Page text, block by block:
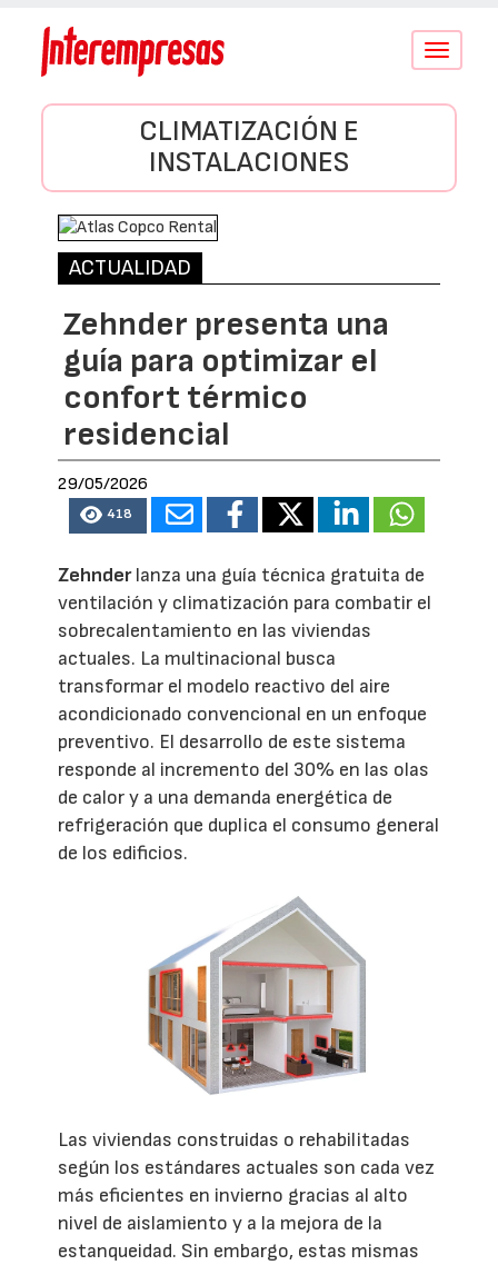
Conmutar
CLIMATIZACIÓN E
INSTALACIONES
ACTUALIDAD
Zehnder presenta una
guía para optimizar el
confort térmico
residencial
29/05/2026
418
Zehnderlanza una guía técnica gratuita de
ventilación y climatización para combatir el
sobrecalentamiento en las viviendas
actuales. La multinacional busca
transformar el modelo reactivo del aire
acondicionado convencional en un enfoque
preventivo. El desarrollo de este sistema
responde al incremento del 30% en las olas
de calor y a una demanda energética de
refrigeración que duplica el consumo general
de los edificios.
Las viviendas construidas o rehabilitadas
según los estándares actuales son cada vez
más eficientes en invierno gracias al alto
nivel de aislamiento y a la mejora de la
estanqueidad. Sin embargo, estas mismas